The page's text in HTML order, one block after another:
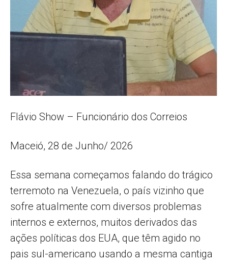
AL
Flávio Show – Funcionário dos Correios
Maceió, 28 de Junho/ 2026
Essa semana começamos falando do trágico
terremoto na Venezuela, o país vizinho que
sofre atualmente com diversos problemas
internos e externos, muitos derivados das
ações políticas dos EUA, que têm agido no
pais sul-americano usando a mesma cantiga